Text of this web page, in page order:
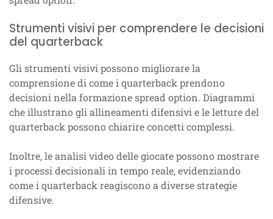
Strumenti visivi per comprendere le decisioni
del quarterback
Gli strumenti visivi possono migliorare la
comprensione di come i quarterback prendono
decisioni nella formazione spread option. Diagrammi
che illustrano gli allineamenti difensivi e le letture del
quarterback possono chiarire concetti complessi.
Inoltre, le analisi video delle giocate possono mostrare
i processi decisionali in tempo reale, evidenziando
come i quarterback reagiscono a diverse strategie
difensive.